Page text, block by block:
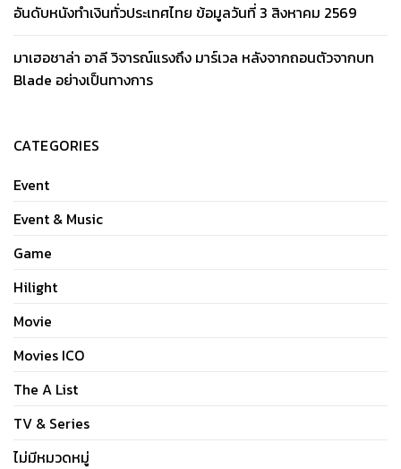
อันดับหนังทำเงินทั่วประเทศไทย ข้อมูลวันที่ 3 สิงหาคม 2569
มาเฮอชาล่า อาลี วิจารณ์แรงถึง มาร์เวล หลังจากถอนตัวจากบท
Blade อย่างเป็นทางการ
CATEGORIES
Event
Event & Music
Game
Hilight
Movie
Movies ICO
The A List
TV & Series
ไม่มีหมวดหมู่